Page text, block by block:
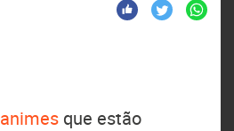
animes que estão